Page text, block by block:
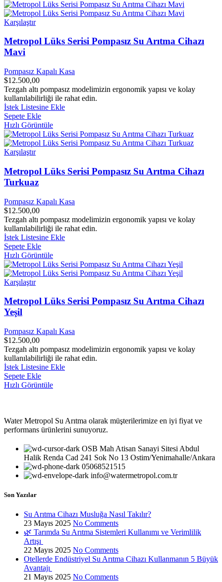
Karşılaştır
Metropol Lüks Serisi Pompasız Su Arıtma Cihazı
Mavi
Pompasız Kapalı Kasa
$12.500,00
Tezgah altı pompasız modelimizin ergonomik yapısı ve kolay
kullanılabilirliği ile rahat edin.
İstek Listesine Ekle
Sepete Ekle
Hızlı Görüntüle
Karşılaştır
Metropol Lüks Serisi Pompasız Su Arıtma Cihazı
Turkuaz
Pompasız Kapalı Kasa
$12.500,00
Tezgah altı pompasız modelimizin ergonomik yapısı ve kolay
kullanılabilirliği ile rahat edin.
İstek Listesine Ekle
Sepete Ekle
Hızlı Görüntüle
Karşılaştır
Metropol Lüks Serisi Pompasız Su Arıtma Cihazı
Yeşil
Pompasız Kapalı Kasa
$12.500,00
Tezgah altı pompasız modelimizin ergonomik yapısı ve kolay
kullanılabilirliği ile rahat edin.
İstek Listesine Ekle
Sepete Ekle
Hızlı Görüntüle
Water Metropol Su Arıtma olarak müşterilerimize en iyi fiyat ve
performans ürünlerini sunuyoruz.
OSB Mah Atisan Sanayi Sitesi Abdul
Halik Renda Cad 241 Sok No 13 Ostim/Yenimahalle/Ankara
05068521515
info@watermetropol.com.tr
Son Yazılar
Su Arıtma Cihazı Musluğa Nasıl Takılır?
23 Mayıs 2025 No Comments
🌿 Tarımda Su Arıtma Sistemleri Kullanımı ve Verimlilik
Artışı
22 Mayıs 2025 No Comments
Otellerde Endüstriyel Su Arıtma Cihazı Kullanmanın 5 Büyük
Avantajı
21 Mayıs 2025 No Comments